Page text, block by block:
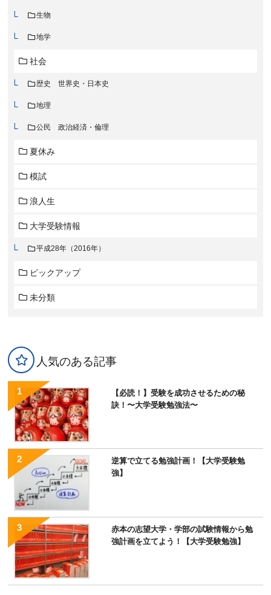
生物
地学
社会
歴史 世界史・日本史
地理
公民 政治経済・倫理
夏休み
模試
浪人生
大学受験情報
平成28年（2016年）
ピックアップ
未分類
人気のある記事
【必読！】受験を成功させるための秘
訣！〜大学受験勉強法〜
逆算で立てる勉強計画！【大学受験勉
強】
赤本の志望大学・学部の試験情報から勉
強計画を立てよう！【大学受験勉強】